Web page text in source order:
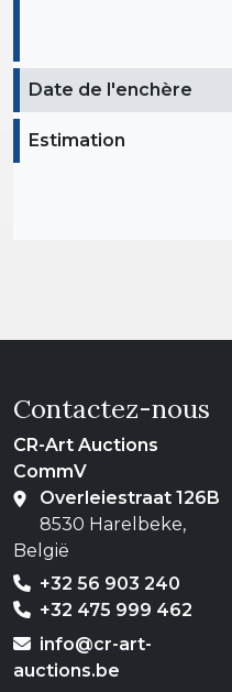
Date de l'enchère
Estimation
Contactez-nous
CR-Art Auctions
CommV
Overleiestraat 126B
8530 Harelbeke,
België
+32 56 903 240
+32 475 999 462
info@cr-art-
auctions.be